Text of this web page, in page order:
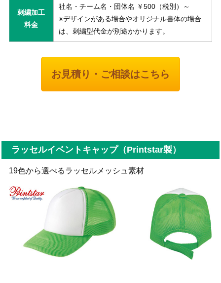
刺繍加工
料金
社名・チーム名・団体名 ￥500（税別）～
※デザインがある場合やオリジナル書体の場合
は、刺繍型代金が別途かかります。
お見積り・ご相談はこちら
ラッセルイベントキャップ（Printstar製）
19色から選べるラッセルメッシュ素材